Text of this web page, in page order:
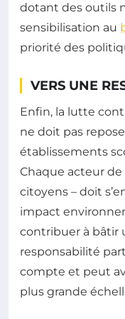
dotant des outils
sensibilisation au
priorité des
VERS UNE
Enfin, la lutte
ne doit pas
établissements
Chaque acteur de
citoyens – doit
impact
contribuer à bâtir
responsabilité
compte et peut
plus grande